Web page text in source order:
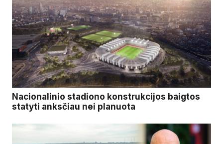
Nacionalinio stadiono konstrukcijos baigtos
statyti anksčiau nei planuota